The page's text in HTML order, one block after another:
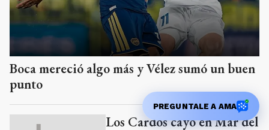
Boca mereció algo más y Vélez sumó un buen
punto
Los Cardos cayó en Mar del
PREGUNTALE A AMA